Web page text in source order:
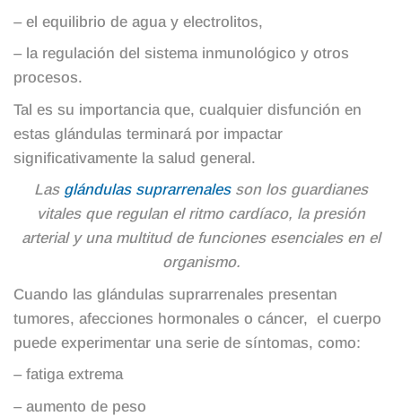
– el equilibrio de agua y electrolitos,
– la regulación del sistema inmunológico y otros
procesos.
Tal es su importancia que, cualquier disfunción en
estas glándulas terminará por impactar
significativamente la salud general.
Las glándulas suprarrenalesson los guardianes
vitales que regulan el ritmo cardíaco, la presión
arterial y una multitud de funciones esenciales en el
organismo.
Cuando las glándulas suprarrenales presentan
tumores, afecciones hormonales o cáncer, el cuerpo
puede experimentar una serie de síntomas, como:
– fatiga extrema
– aumento de peso